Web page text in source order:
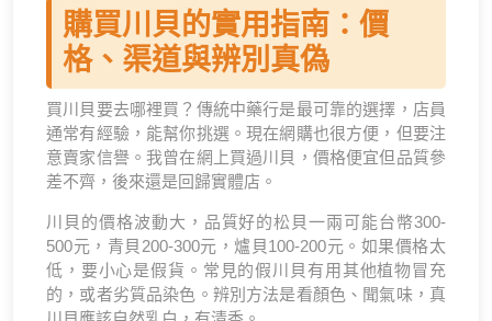
購買川貝的實用指南：價
格、渠道與辨別真偽
買川貝要去哪裡買？傳統中藥行是最可靠的選擇，店員
通常有經驗，能幫你挑選。現在網購也很方便，但要注
意賣家信譽。我曾在網上買過川貝，價格便宜但品質參
差不齊，後來還是回歸實體店。
川貝的價格波動大，品質好的松貝一兩可能台幣300-
500元，青貝200-300元，爐貝100-200元。如果價格太
低，要小心是假貨。常見的假川貝有用其他植物冒充
的，或者劣質品染色。辨別方法是看顏色、聞氣味，真